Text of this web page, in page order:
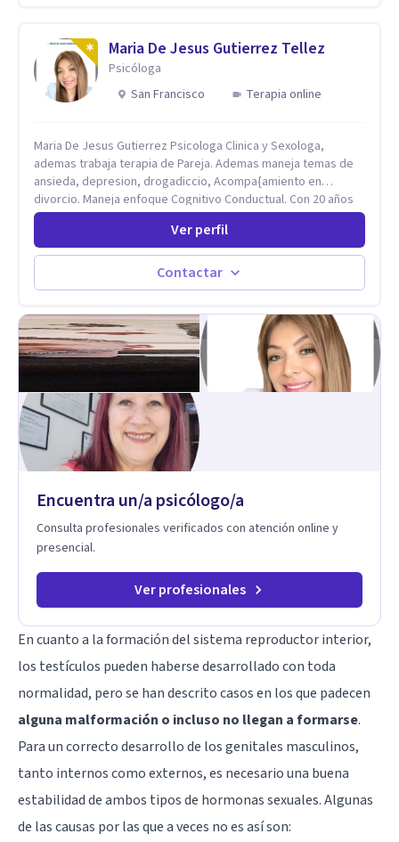
Maria De Jesus Gutierrez Tellez
Psicóloga
San Francisco
Terapia online
Maria De Jesus Gutierrez Psicologa Clinica y Sexologa,
ademas trabaja terapia de Pareja. Ademas maneja temas de
ansieda, depresion, drogadiccio, Acompa{amiento en
divorcio. Maneja enfoque Cognitivo Conductual. Con 20 años
de experiencia, constantemente capacitandose en las
diferntes areas de la Salud Mental.
Ver perfil
Contactar
Encuentra un/a psicólogo/a
Consulta profesionales verificados con atención online y
presencial.
Ver profesionales
En cuanto a la formación del sistema reproductor interior,
los testículos pueden haberse desarrollado con toda
normalidad, pero se han descrito casos en los que padecen
alguna malformación o incluso no llegan a formarse.
Para un correcto desarrollo de los genitales masculinos,
tanto internos como externos, es necesario una buena
estabilidad de ambos tipos de hormonas sexuales. Algunas
de las causas por las que a veces no es así son: